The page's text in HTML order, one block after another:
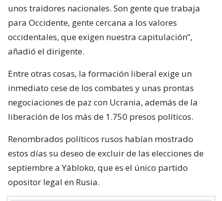
unos traidores nacionales. Son gente que trabaja
para Occidente, gente cercana a los valores
occidentales, que exigen nuestra capitulación”,
añadió el dirigente.
Entre otras cosas, la formación liberal exige un
inmediato cese de los combates y unas prontas
negociaciones de paz con Ucrania, además de la
liberación de los más de 1.750 presos políticos.
Renombrados políticos rusos habían mostrado
estos días su deseo de excluir de las elecciones de
septiembre a Yábloko, que es el único partido
opositor legal en Rusia.